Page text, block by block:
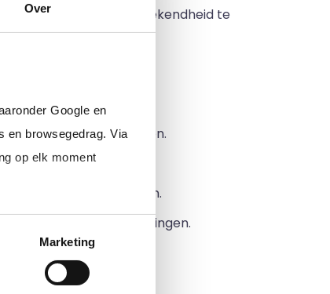
Over
Google en
en browsegedrag. Via
op elk moment
Marketing
en merkbekendheid te
klanten over nieuwe
ervaringen te behouden.
opstellen van rapporten.
faciliteren van verbeteringen.
van klanten.